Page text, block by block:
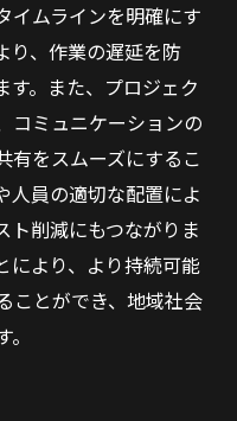
イムラインを明確にす
り、作業の遅延を防
す。また、プロジェク
コミュニケーションの
有をスムーズにするこ
人員の適切な配置によ
ト削減にもつながりま
により、より持続可能
ことができ、地域社会